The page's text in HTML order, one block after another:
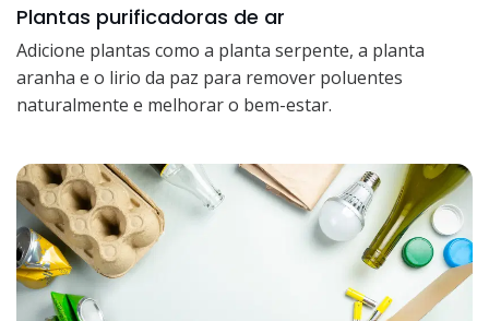
Plantas purificadoras de ar
Adicione plantas como a planta serpente, a planta
aranha e o lirio da paz para remover poluentes
naturalmente e melhorar o bem-estar.